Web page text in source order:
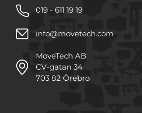
019 - 611 19 19
info@movetech.com
MoveTech AB
CV-gatan 34
703 82 Örebro